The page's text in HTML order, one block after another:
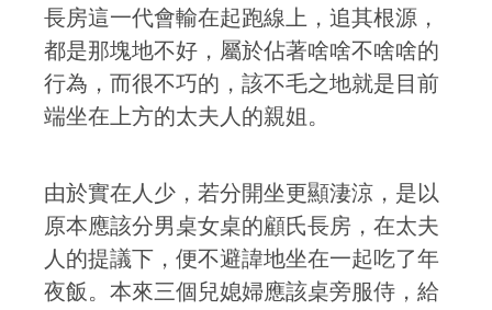
長房這一代會輸在起跑線上，追其根源，
都是那塊地不好，屬於佔著啥啥不啥啥的
行為，而很不巧的，該不毛之地就是目前
端坐在上方的太夫人的親姐。
由於實在人少，若分開坐更顯淒涼，是以
原本應該分男桌女桌的顧氏長房，在太夫
人的提議下，便不避諱地坐在一起吃了年
夜飯。本來三個兒媳婦應該桌旁服侍，給